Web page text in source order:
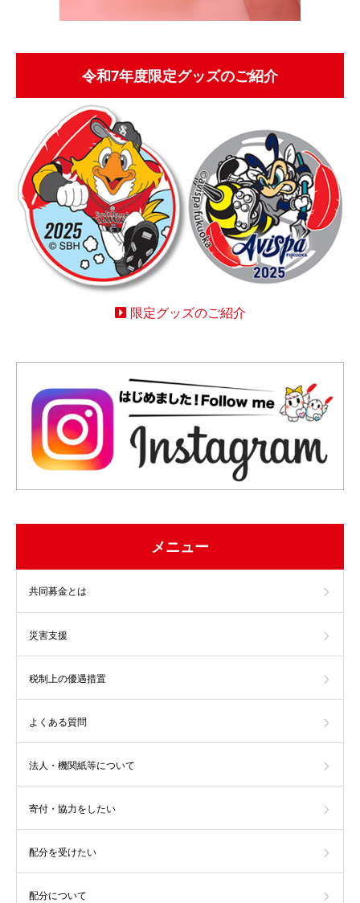
令和7年度限定グッズのご紹介
限定グッズのご紹介
メニュー
共同募金とは
災害支援
税制上の優遇措置
よくある質問
法人・機関紙等について
寄付・協力をしたい
配分を受けたい
配分について